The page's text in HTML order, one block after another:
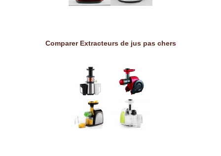
Comparer Extracteurs de jus pas chers